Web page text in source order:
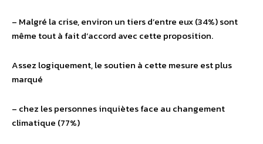
– Malgré la crise, environ un tiers d’entre eux (34%) sont
même tout à fait d’accord avec cette proposition.
Assez logiquement, le soutien à cette mesure est plus
marqué
– chez les personnes inquiètes face au changement
climatique (77%)